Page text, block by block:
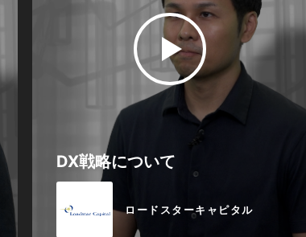
ロードスターキャピタル
DX戦略について